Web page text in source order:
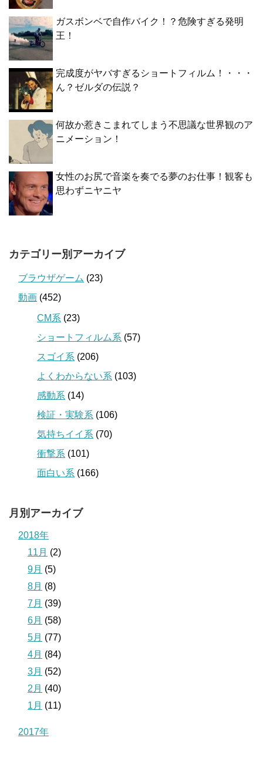
ガスボンベで自作バイク！？危険すぎる発明
王！
完成度がヤバすぎるショートフィルム！・・・
ん？ゼルダの伝説？
何故か惹きこまれてしまう不思議な世界観のア
ニメーション！
女性のお尻で音楽を奏でる夢のお仕事！観客も
思わずニヤニヤ
カテゴリー別アーカイブ
ブラウザゲーム (23)
動画 (452)
CM系 (23)
ショートフィルム系 (57)
スゴイ系 (206)
よくわからない系 (103)
感動系 (14)
検証・実験系 (106)
気持ちイイ系 (70)
衝撃系 (101)
面白い系 (166)
月別アーカイブ
2018年
11月 (2)
9月 (5)
8月 (8)
7月 (39)
6月 (58)
5月 (77)
4月 (84)
3月 (52)
2月 (40)
1月 (11)
2017年